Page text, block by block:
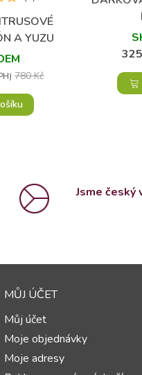
A YUZU
780 Kč
Jsme český
MŮJ ÚČET
Můj účet
Moje objednávky
Moje adresy